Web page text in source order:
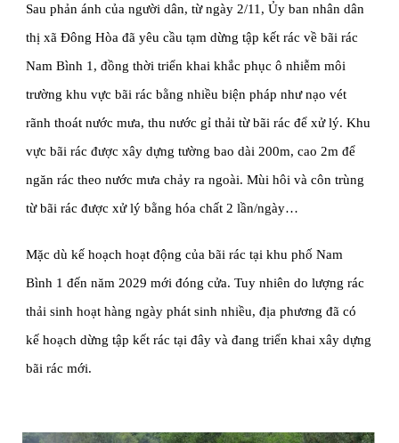
Sau phản ánh của người dân, từ ngày 2/11, Ủy ban nhân dân
thị xã Đông Hòa đã yêu cầu tạm dừng tập kết rác về bãi rác
Nam Bình 1, đồng thời triển khai khắc phục ô nhiễm môi
trường khu vực bãi rác bằng nhiều biện pháp như nạo vét
rãnh thoát nước mưa, thu nước gỉ thải từ bãi rác để xử lý. Khu
vực bãi rác được xây dựng tường bao dài 200m, cao 2m để
ngăn rác theo nước mưa chảy ra ngoài. Mùi hôi và côn trùng
từ bãi rác được xử lý bằng hóa chất 2 lần/ngày…
Mặc dù kế hoạch hoạt động của bãi rác tại khu phố Nam
Bình 1 đến năm 2029 mới đóng cửa. Tuy nhiên do lượng rác
thải sinh hoạt hàng ngày phát sinh nhiều, địa phương đã có
kế hoạch dừng tập kết rác tại đây và đang triển khai xây dựng
bãi rác mới.